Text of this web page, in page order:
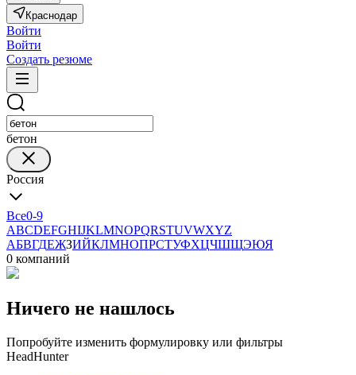
Краснодар
Войти
Войти
Создать резюме
бетон
Россия
Все0-9
ABCDEFGHIJKLMNOPQRSTUVWXYZ
АБВГДЕЖЗИЙКЛМНОПРСТУФХЦЧШЩЭЮЯ
0 компаний
Ничего не нашлось
Попробуйте изменить формулировку или фильтры
HeadHunter